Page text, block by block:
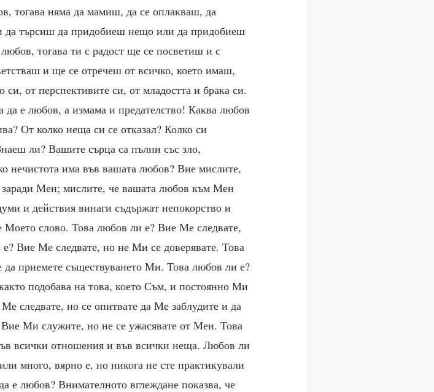
тогава няма да мамиш, да се оплакваш, да
да търсиш да придобиеш нещо или да придобиеш
тогава ти с радост ще се посветиш и с
и ще се отречеш от всичко, което имаш,
от перспективите си, от младостта и брака си.
е любов, а измама и предателство! Каква любов
От колко неща си се отказал? Колко си
ли? Вашите сърца са пълни със зло,
нечистота има във вашата любов? Вие мислите,
заради Мен; мислите, че вашата любов към Мен
и действия винаги съдържат непокорство и
слово. Това любов ли е? Вие Ме следвате,
Вие Ме следвате, но не Ми се доверявате. Това
приемете съществуването Ми. Това любов ли е?
подобава на това, което Съм, и постоянно Ми
следвате, но се опитвате да Ме заблудите и да
Ми служите, но не се ужасявате от Мен. Това
всички отношения и във всички неща. Любов ли
много, вярно е, но никога не сте практикували
е любов? Внимателното вглеждане показва, че